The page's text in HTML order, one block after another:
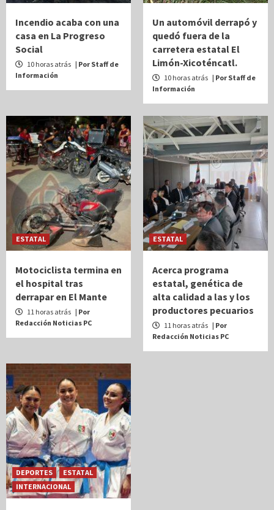
Incendio acaba con una
casa en La Progreso
Social
10 horas atrás | Por Staff de
Información
Un automóvil derrapó y
quedó fuera de la
carretera estatal El
Limón-Xicoténcatl.
10 horas atrás | Por Staff de
Información
ESTATAL
Motociclista termina en
el hospital tras
derrapar en El Mante
11 horas atrás | Por
Redacción Noticias PC
ESTATAL
Acerca programa
estatal, genética de
alta calidad a las y los
productores pecuarios
11 horas atrás | Por
Redacción Noticias PC
DEPORTES
ESTATAL
INTERNACIONAL